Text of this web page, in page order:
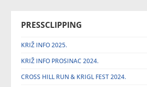
PRESSCLIPPING
KRIŽ INFO 2025.
KRIŽ INFO PROSINAC 2024.
CROSS HILL RUN & KRIGL FEST 2024.